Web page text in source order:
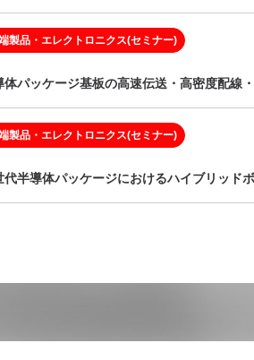
製品・エレクトロニクス(セミナー)
体パッケージ基板の高速伝送・高密度配線
製品・エレクトロニクス(セミナー)
代半導体パッケージにおけるハイブリッド